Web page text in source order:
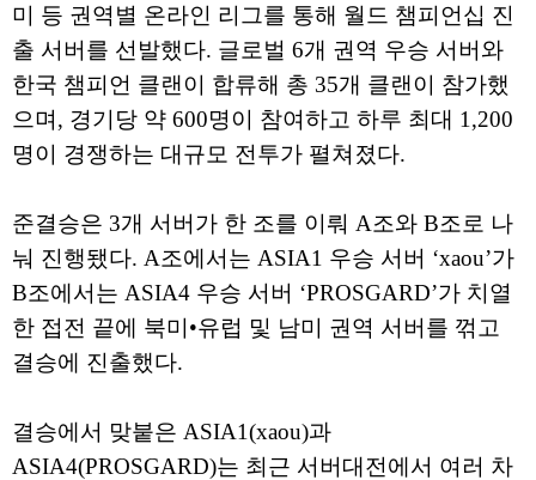
미 등 권역별 온라인 리그를 통해 월드 챔피언십 진
출 서버를 선발했다. 글로벌 6개 권역 우승 서버와
한국 챔피언 클랜이 합류해 총 35개 클랜이 참가했
으며, 경기당 약 600명이 참여하고 하루 최대 1,200
명이 경쟁하는 대규모 전투가 펼쳐졌다.
준결승은 3개 서버가 한 조를 이뤄 A조와 B조로 나
눠 진행됐다. A조에서는 ASIA1 우승 서버 ‘xaou’가
B조에서는 ASIA4 우승 서버 ‘PROSGARD’가 치열
한 접전 끝에 북미•유럽 및 남미 권역 서버를 꺾고
결승에 진출했다.
결승에서 맞붙은 ASIA1(xaou)과
ASIA4(PROSGARD)는 최근 서버대전에서 여러 차